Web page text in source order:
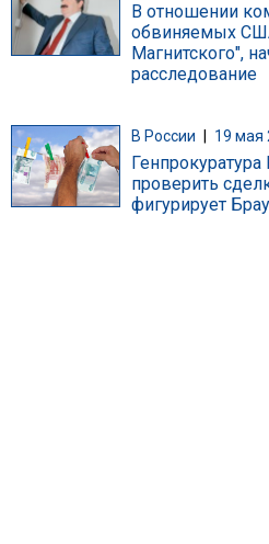
В отношении
обвиняемых
Магнитского",
расследование
В России 19 мая
проверить
фигурирует